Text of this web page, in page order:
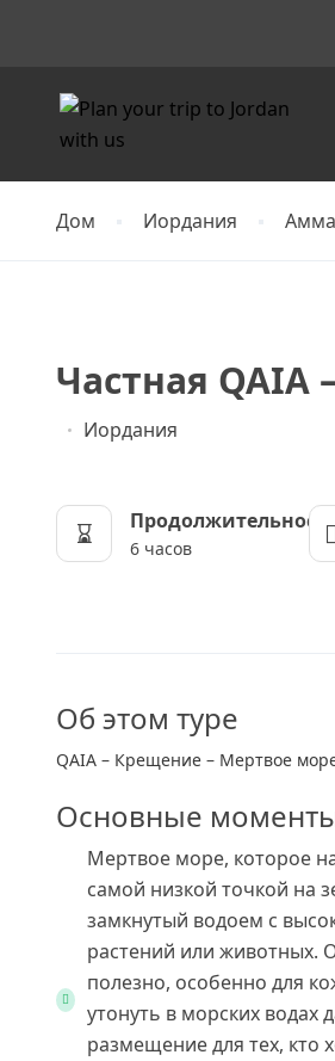
Дом Иордания
Частная
Иордания
6 часов
Об этом туре
QAIA – Крещение – Мертвое
Основные
Мертвое море, которое
самой низкой точкой на
замкнутый водоем с
растений или животных.
полезно, особенно для
утонуть в морских водах
размещение для тех, кто